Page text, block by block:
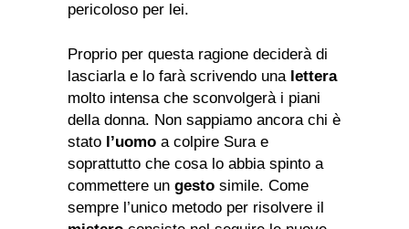
pericoloso per lei.
Proprio per questa ragione deciderà di
lasciarla e lo farà scrivendo una lettera
molto intensa che sconvolgerà i piani
della donna. Non sappiamo ancora chi è
stato l’uomo a colpire Sura e
soprattutto che cosa lo abbia spinto a
commettere un gesto simile. Come
sempre l’unico metodo per risolvere il